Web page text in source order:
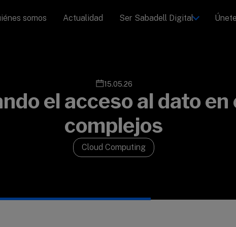
somos
Actualidad Ser Sabadell Digital
15.05.26
el acceso al dato
complejos
Cloud Computing